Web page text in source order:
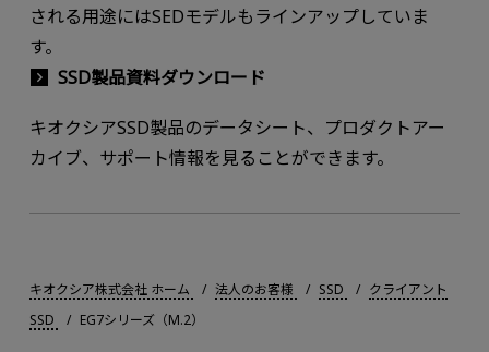
される用途にはSEDモデルもラインアップしていま
す。
SSD製品資料ダウンロード
キオクシアSSD製品のデータシート、プロダクトアー
カイブ、サポート情報を見ることができます。
キオクシア株式会社 ホーム 法人のお客様 SSD
クライアント
SSD
EG7シリーズ（M.2）